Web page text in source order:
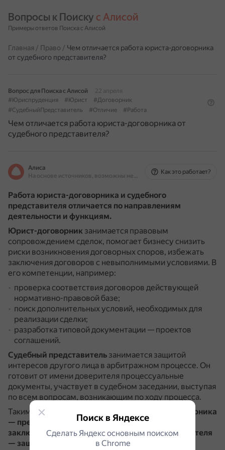
Вопросы к Поиску с Алисой
Примеры ответов Поиска с Алисой
Главная / Право / Чем отличается работа юриста-договорника
от судебного представителя?
Вопрос для Поиска с Алисой
22 апреля
#Юриспруденция
#Юрист
#Договорник
#СудебныйПредставитель
#Отличие #Работа
Чем отличается работа юриста-договорника от
судебного представителя?
Алиса
На основе источников, возможны неточности
Как это работает?
Работа юриста-договорника и судебного
представителя отличается по направлениям
деятельности и функциям.
Юрист-договорник занимается правовым
сопровождением сделок, помогает бизнесу снизить
риски возникновения договорных споров, избежать
заключения договоров с невыполнимыми условиями. В
его компетенции, например:
проверка соответствия договоров действующей
нормативно-правовой базе;
поиск дополнительных условий, необходимых для
реализации сделки;
разработка типовой документации — проектов
соглашений.
Судебный представитель занимается защитой
интересов другого лица в арбитражном процессе. Он
готовит от имени доверителя процессуальные
документы, участвует в судебном заседании, выступая
по всем вопросам, возникающим по ходу процесса.
Таким образом,
основная задача юриста-договорника
— предотвращение проблем, связанных с
заключением договоров, а судебного представителя
— защита интересов клиента в суде
Поиск в Яндексе
Сделать Яндекс основным поиском
в Сhrome